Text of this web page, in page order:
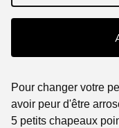
Pour changer votre
avoir peur d'être
5 petits chapeaux